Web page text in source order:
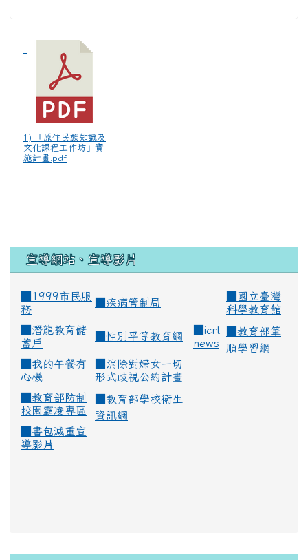
1) 「原住民族知識及
文化課程工作坊」實
施計畫.pdf
宣導網站、宣導影片
■1999市民服
務
疾病管制局
國立臺灣
科學教育館
潛龍教育儲
蓄戶
性別平等教育網
icrt
news
教育部筆
順學習網
我的午餐有
心機
消除對婦女一切
形式歧視公約計畫
教育部防制
校園霸凌專區
教育部學校衛生
資訊網
書包減重宣
導影片